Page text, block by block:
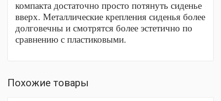
компакта достаточно просто потянуть сиденье
вверх. Металлические крепления сиденья более
долговечны и смотрятся более эстетично по
сравнению с пластиковыми.
Похожие товары